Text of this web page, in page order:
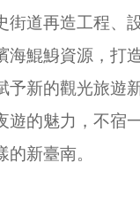
街道再造工程、
海鯤鯓資源，打
予新的觀光旅遊
遊的魅力，不宿
新臺南。